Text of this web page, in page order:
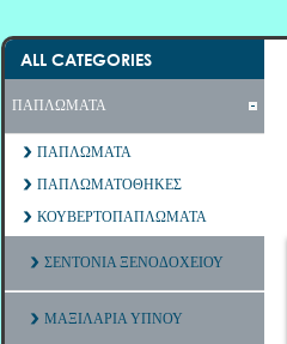
ALL CATEGORIES
ΠΑΠΛΩΜΑΤΑ
ΠΑΠΛΩΜΑΤΑ
ΠΑΠΛΩΜΑΤΟΘΗΚΕΣ
ΚΟΥΒΕΡΤΟΠΑΠΛΩΜΑΤΑ
ΣΕΝΤΟΝΙΑ ΞΕΝΟΔΟΧΕΙΟΥ
ΜΑΞΙΛΑΡΙΑ ΥΠΝΟΥ